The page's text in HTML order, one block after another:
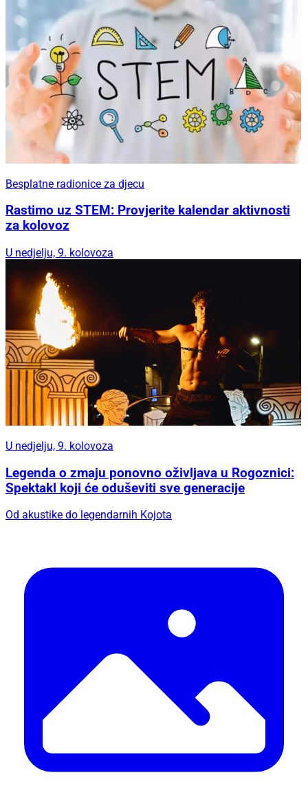
Besplatne radionice za djecu
Rastimo uz STEM: Provjerite kalendar aktivnosti
za kolovoz
U nedjelju, 9. kolovoza
U nedjelju, 9. kolovoza
Legenda o zmaju ponovno oživljava u Rogoznici:
Spektakl koji će oduševiti sve generacije
Od akustike do legendarnih Kojota